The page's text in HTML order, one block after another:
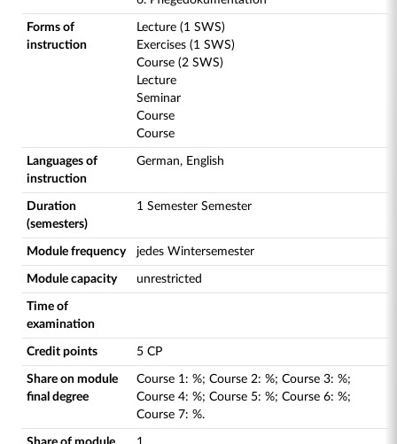
Forms of
instruction
Lecture (1 SWS)
Exercises (1 SWS)
Course (2 SWS)
Lecture
Seminar
Course
Course
Languages of
instruction
German, English
Duration
(semesters)
1 Semester Semester
Module frequency jedes Wintersemester
Module capacity unrestricted
Time of
examination
Credit points 5 CP
Share on module
final degree
Course 1: %; Course 2: %; Course 3: %;
Course 4: %; Course 5: %; Course 6: %;
Course 7: %.